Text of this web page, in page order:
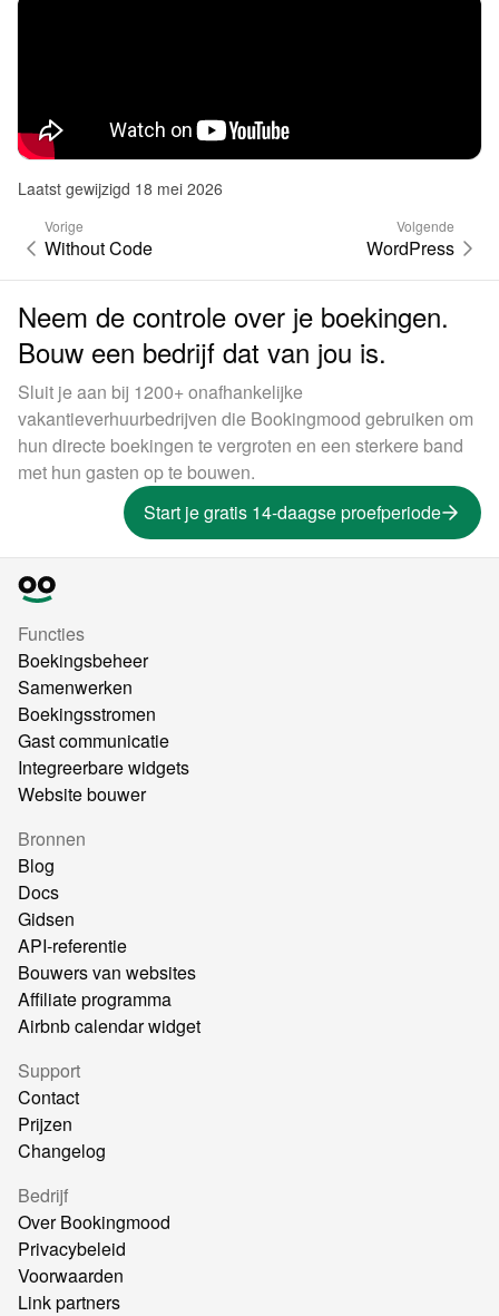
Laatst gewijzigd 18 mei 2026
Vorige
Without Code
Volgende
WordPress
Neem de controle over je boekingen.
Bouw een bedrijf dat van jou is.
Sluit je aan bij 1200+ onafhankelijke
vakantieverhuurbedrijven die Bookingmood gebruiken om
hun directe boekingen te vergroten en een sterkere band
met hun gasten op te bouwen.
Start je gratis 14-daagse proefperiode
Functies
Boekingsbeheer
Samenwerken
Boekingsstromen
Gast communicatie
Integreerbare widgets
Website bouwer
Bronnen
Blog
Docs
Gidsen
API-referentie
Bouwers van websites
Affiliate programma
Airbnb calendar widget
Support
Contact
Prijzen
Changelog
Bedrijf
Over Bookingmood
Privacybeleid
Voorwaarden
Link partners